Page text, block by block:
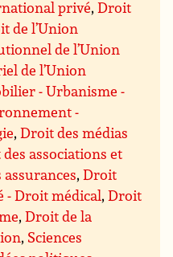
privé,Droit
de l’Union
de l’Union
de l’Union
- Urbanisme -
-
,Droit des médias
associations et
,Droit
- Droit médical,Droit
,Droit de la
, Sciences